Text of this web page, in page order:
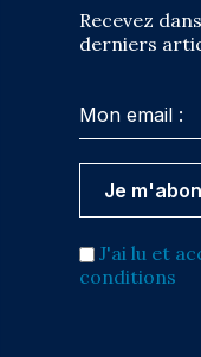
Recevez
derniers
J'ai lu et
conditions